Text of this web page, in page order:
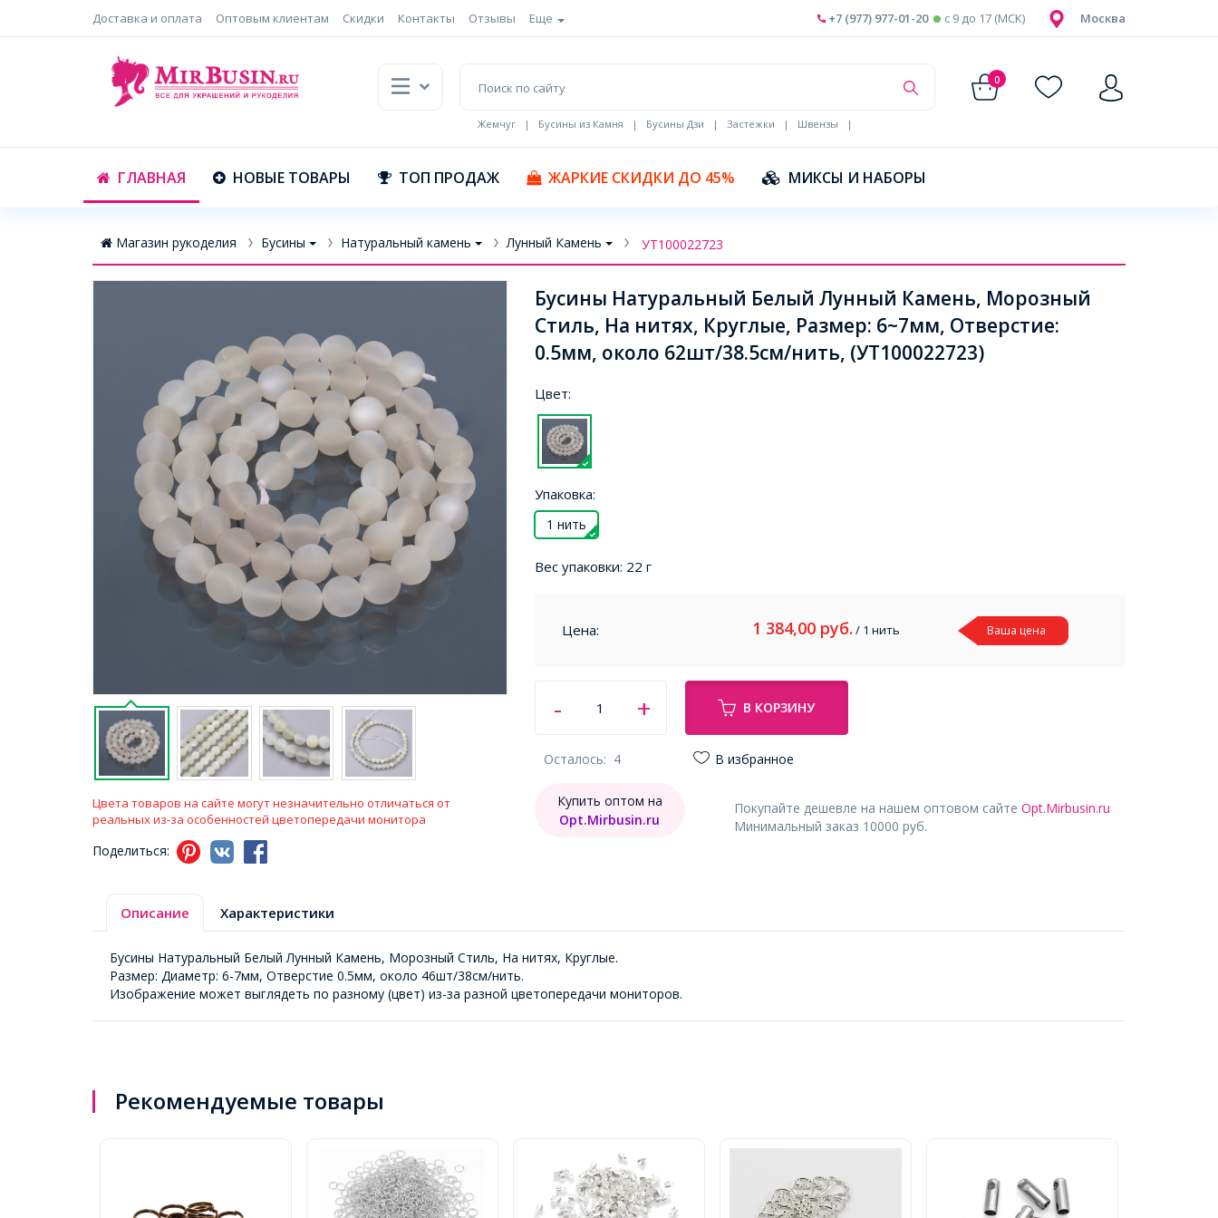
Доставка и оплата Оптовым клиентам Скидки Контакты Отзывы Еще Москва
+7 (977) 977-01-20 c 9 до 17 (МСК)
0
Жемчуг | Бусины из Камня | Бусины Дзи | Застежки | Швензы
|
ГЛАВНАЯ НОВЫЕ ТОВАРЫ ТОП ПРОДАЖ ЖАРКИЕ СКИДКИ ДО 45% МИКСЫ И НАБОРЫ
Магазин рукоделия Бусины Натуральный камень Лунный Камень УТ100022723
Цвета товаров на сайте могут незначительно отличаться от
реальных из-за особенностей цветопередачи монитора
Поделиться:
Бусины Натуральный Белый Лунный Камень, Морозный
Стиль, На нитях, Круглые, Размер: 6~7мм, Отверстие:
0.5мм, около 62шт/38.5см/нить, (УТ100022723)
Цвет:
Упаковка:
1 нить
Вес упаковки: 22 г
Цена: 1 384,00 руб. / 1 нить Ваша цена
В КОРЗИНУ
Осталось: 4 В избранное
Покупайте дешевле на нашем оптовом сайте Opt.Mirbusin.ru
Минимальный заказ 10000 руб.
Купить оптом на
Opt.Mirbusin.ru
Описание Характеристики
Бусины Натуральный Белый Лунный Камень, Морозный Стиль, На нитях, Круглые.
Размер: Диаметр: 6-7мм, Отверстие 0.5мм, около 46шт/38см/нить.
Изображение может выглядеть по разному (цвет) из-за разной цветопередачи мониторов.
Рекомендуемые товары